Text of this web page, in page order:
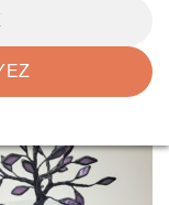
Kedvencekhez